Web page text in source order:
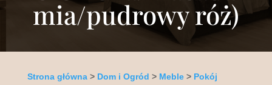
mia/pudrowy róż)
Strona główna> Dom i Ogród > Meble> Pokój